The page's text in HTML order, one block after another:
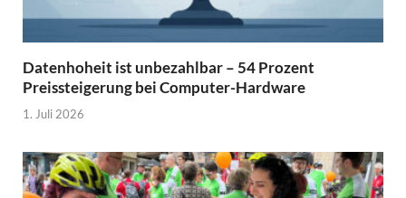
Datenhoheit ist unbezahlbar – 54 Prozent
Preissteigerung bei Computer-Hardware
1. Juli 2026